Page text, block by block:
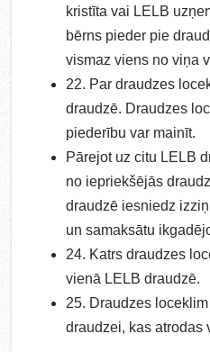
kristīta vai LELB
bērns pieder pie
vismaz viens no viņa
22. Par draudzes
draudzē. Draudzes
piederību var mainīt.
Pārejot uz citu LELB
no iepriekšējās
draudzē iesniedz
un samaksātu
24. Katrs draudzes
vienā LELB draudzē.
25. Draudzes
draudzei, kas atrodas